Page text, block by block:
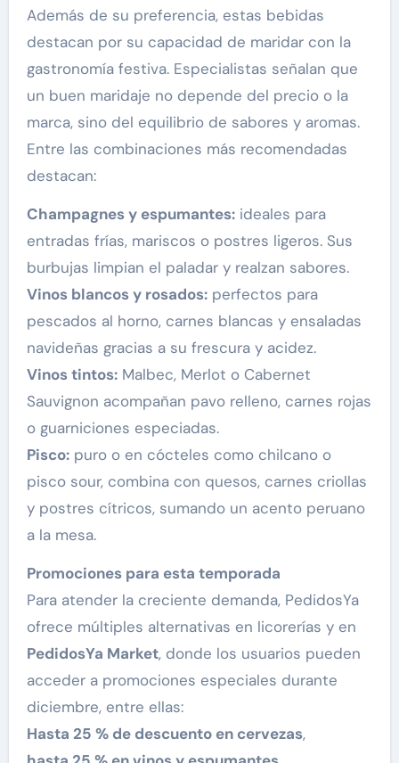
Además de su preferencia, estas bebidas
destacan por su capacidad de maridar con la
gastronomía festiva. Especialistas señalan que
un buen maridaje no depende del precio o la
marca, sino del equilibrio de sabores y aromas.
Entre las combinaciones más recomendadas
destacan:
Champagnes y espumantes:ideales para
entradas frías, mariscos o postres ligeros. Sus
burbujas limpian el paladar y realzan sabores.
Vinos blancos y rosados:perfectos para
pescados al horno, carnes blancas y ensaladas
navideñas gracias a su frescura y acidez.
Vinos tintos:Malbec, Merlot o Cabernet
Sauvignon acompañan pavo relleno, carnes rojas
o guarniciones especiadas.
Pisco:puro o en cócteles como chilcano o
pisco sour, combina con quesos, carnes criollas
y postres cítricos, sumando un acento peruano
a la mesa.
Promociones para esta temporada
Para atender la creciente demanda, PedidosYa
ofrece múltiples alternativas en licorerías y en
PedidosYa Market, donde los usuarios pueden
acceder a promociones especiales durante
diciembre, entre ellas:
Hasta 25 % de descuento en cervezas,